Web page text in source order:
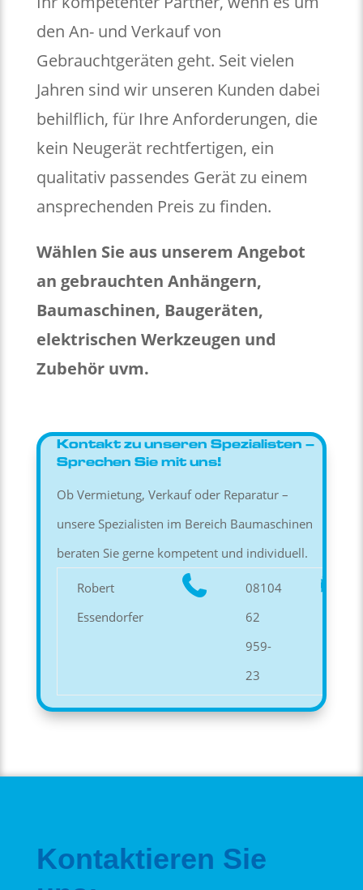
den An- und Verkauf von
Gebrauchtgeräten geht. Seit vielen
Jahren sind wir unseren Kunden dabei
behilflich, für Ihre Anforderungen, die
kein Neugerät rechtfertigen, ein
qualitativ passendes Gerät zu einem
ansprechenden Preis zu finden.
Wählen Sie aus unserem Angebot
an gebrauchten Anhängern,
Baumaschinen, Baugeräten,
elektrischen Werkzeugen und
Zubehör uvm.
Kontakt zu unseren Spezialisten –
Sprechen Sie mit uns!
Ob Vermietung, Verkauf oder Reparatur –
unsere Spezialisten im Bereich Baumaschinen
beraten Sie gerne kompetent und individuell.
Robert
Essendorfer
08104
62
959-
23
Kontaktieren Sie